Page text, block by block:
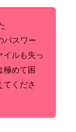
パスワー
イルも失っ
極めて困
てくださ